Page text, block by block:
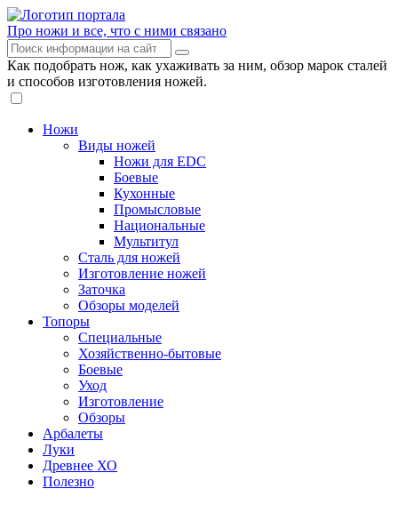
Про ножи и все, что с ними связано
Как подобрать нож, как ухаживать за ним, обзор марок сталей
и способов изготовления ножей.
Ножи
Виды ножей
Ножи для EDC
Боевые
Кухонные
Промысловые
Национальные
Мультитул
Сталь для ножей
Изготовление ножей
Заточка
Обзоры моделей
Топоры
Специальные
Хозяйственно-бытовые
Боевые
Уход
Изготовление
Обзоры
Арбалеты
Луки
Древнее ХО
Полезно